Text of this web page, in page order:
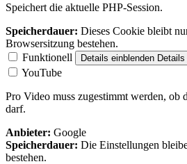
Speichert die aktuelle PHP-Session.
Speicherdauer: Dieses Cookie bleibt
Browsersitzung bestehen.
Funktionell
Details einblenden
YouTube
Pro Video muss zugestimmt werden, ob
darf.
Anbieter: Google
Speicherdauer: Die Einstellungen
bestehen.